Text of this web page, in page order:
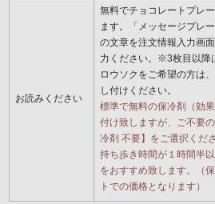
お読みください
無料でチョコレートプレ
ます。「メッセージプレ
の文章を注文情報入力画
力ください。※3枚目以降
ロウソクをご希望の方は
し付けください。
標準で無料の保冷剤（効
付け致しますが、ご不要
冷剤 不要】をご選択くださ
持ち歩き時間が１時間半
をおすすめ致します。（
トでの価格となります）